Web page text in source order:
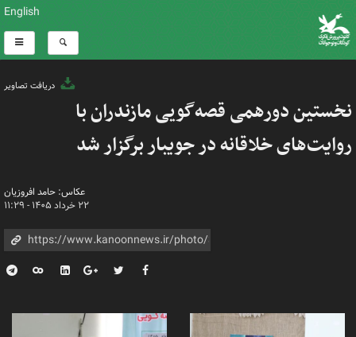
English
دریافت تصاویر
نخستین دورهمی قصه‌گویی مازندران با
روایت‌های خلاقانه در جویبار برگزار شد
عکاس: حامد افروزیان
۲۲ خرداد ۱۴۰۵ - ۱۱:۲۹